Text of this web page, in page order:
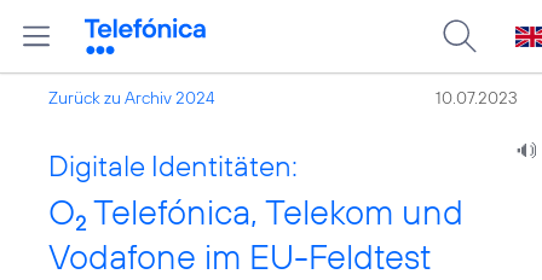
Zurück zu Archiv 2024 10.07.2023
Digitale Identitäten:
O2 Telefónica, Telekom und
Vodafone im EU-Feldtest